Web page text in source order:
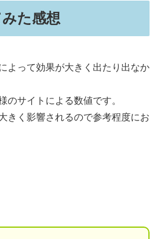
た感想
よって効果が大きく出たり出なか
のサイトによる数値です。
きく影響されるので参考程度にお